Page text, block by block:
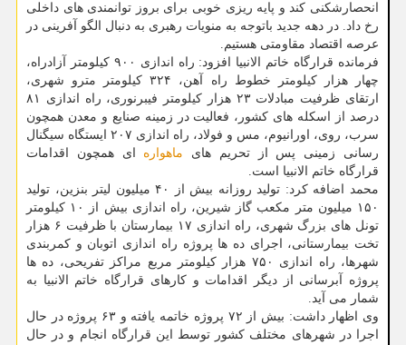
انحصارشکنی کند و پایه ریزی خوبی برای بروز توانمندی های داخلی
رخ داد. در دهه جدید باتوجه به منویات رهبری به دنبال الگو آفرینی در
عرصه اقتصاد مقاومتی هستیم.
فرمانده قرارگاه خاتم الانبیا افزود: راه اندازی ۹۰۰ کیلومتر آزادراه،
چهار هزار کیلومتر خطوط راه آهن، ۳۲۴ کیلومتر مترو شهری،
ارتقای ظرفیت مبادلات ۲۳ هزار کیلومتر فیبرنوری، راه اندازی ۸۱
درصد از اسکله های کشور، فعالیت در زمینه صنایع و معدن همچون
سرب، روی، اورانیوم، مس و فولاد، راه اندازی ۲۰۷ ایستگاه سیگنال
رسانی زمینی پس از تحریم های ماهواره ای همچون اقدامات
قرارگاه خاتم الانبیا است.
محمد اضافه کرد: تولید روزانه بیش از ۴۰ میلیون لیتر بنزین، تولید
۱۵۰ میلیون متر مکعب گاز شیرین، راه اندازی بیش از ۱۰ کیلومتر
تونل های بزرگ شهری، راه اندازی ۱۷ بیمارستان با ظرفیت ۶ هزار
تخت بیمارستانی، اجرای ده ها پروژه راه اندازی اتوبان و کمربندی
شهرها، راه اندازی ۷۵۰ هزار کیلومتر مربع مراکز تفریحی، ده ها
پروژه آبرسانی از دیگر اقدامات و کارهای قرارگاه خاتم الانبیا به
شمار می آید.
وی اظهار داشت: بیش از ۷۲ پروژه خاتمه یافته و ۶۳ پروژه در حال
اجرا در شهرهای مختلف کشور توسط این قرارگاه انجام و در حال